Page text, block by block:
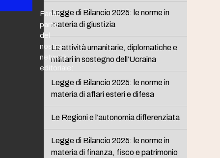
Legge di Bilancio 2025: le norme in
materia di giustizia
Le attività umanitarie, diplomatiche e
militari in sostegno dell’Ucraina
Legge di Bilancio 2025: le norme in
materia di affari esteri e difesa
Le Regioni e l’autonomia differenziata
Legge di Bilancio 2025: le norme in
materia di finanza, fisco e patrimonio
Fanno
parte
del
nostro
network
editoriale: